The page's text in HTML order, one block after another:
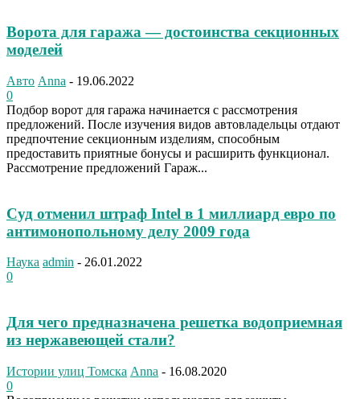
Ворота для гаража — достоинства секционных
моделей
Авто Anna - 19.06.2022
0
Подбор ворот для гаража начинается с рассмотрения
предложений. После изучения видов автовладельцы отдают
предпочтение секционным изделиям, способным
предоставить приятные бонусы и расширить функционал.
Рассмотрение предложений Гараж...
Суд отменил штраф Intel в 1 миллиард евро по
антимонопольному делу 2009 года
Наука admin - 26.01.2022
0
Для чего предназначена решетка водоприемная
из нержавеющей стали?
Истории улиц Томска Anna - 16.08.2020
0